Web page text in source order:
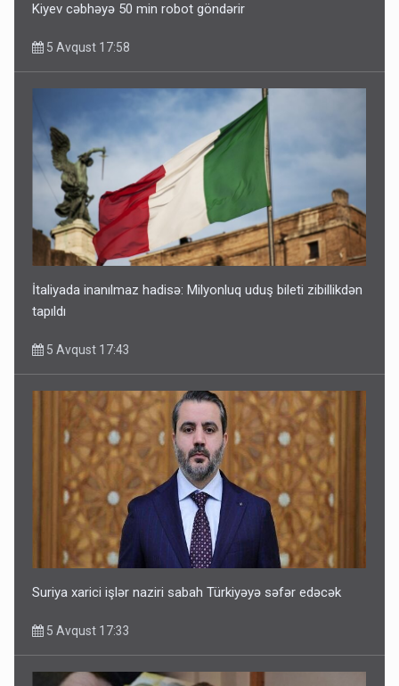
Kiyev cəbhəyə 50 min robot göndərir
5 Avqust 17:58
İtaliyada inanılmaz hadisə: Milyonluq uduş bileti zibillikdən
tapıldı
5 Avqust 17:43
Suriya xarici işlər naziri sabah Türkiyəyə səfər edəcək
5 Avqust 17:33